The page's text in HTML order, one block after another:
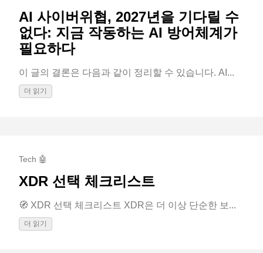
AI 사이버위협, 2027년을 기다릴 수
없다: 지금 작동하는 AI 방어체계가
필요하다
이 글의 결론은 다음과 같이 정리할 수 있습니다. AI...
더 읽기
Tech 🤖
XDR 선택 체크리스트
🧭 XDR 선택 체크리스트 XDR은 더 이상 단순한 보...
더 읽기